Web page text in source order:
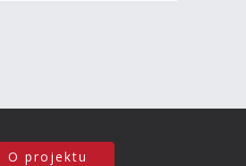
O projektu